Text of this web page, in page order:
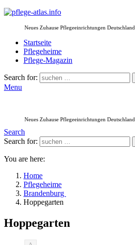
Neues Zuhause Pflegeeinrichtungen Deutschland
Startseite
Pflegeheime
Pflege-Magazin
Search for:
Menu
Neues Zuhause Pflegeeinrichtungen Deutschland
Search
Search for:
You are here:
Home
Pflegeheime
Brandenburg
Hoppegarten
Hoppegarten